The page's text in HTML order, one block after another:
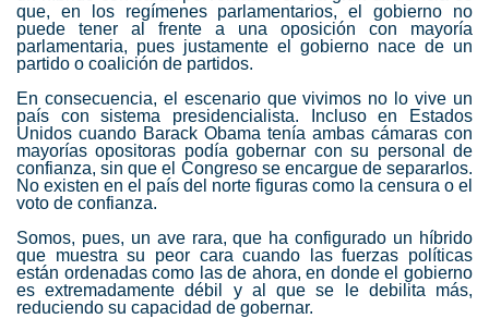
que, en los regímenes parlamentarios, el gobierno no
puede tener al frente a una oposición con mayoría
parlamentaria, pues justamente el gobierno nace de un
partido o coalición de partidos.
En consecuencia, el escenario que vivimos no lo vive un
país con sistema presidencialista. Incluso en Estados
Unidos cuando Barack Obama tenía ambas cámaras con
mayorías opositoras podía gobernar con su personal de
confianza, sin que el Congreso se encargue de separarlos.
No existen en el país del norte figuras como la censura o el
voto de confianza.
Somos, pues, un ave rara, que ha configurado un híbrido
que muestra su peor cara cuando las fuerzas políticas
están ordenadas como las de ahora, en donde el gobierno
es extremadamente débil y al que se le debilita más,
reduciendo su capacidad de gobernar.